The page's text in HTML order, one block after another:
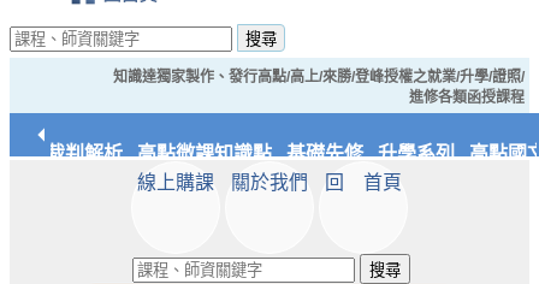
搜尋
知識達獨家製作、發行高點/高上/來勝/登峰授權之就業/升學/證照/
進修各類函授課程
典裁判解析 高點微課知識點 基礎先修 升學系列 高點國
知識達文化
線上購課 關於我們 回 首頁
搜尋